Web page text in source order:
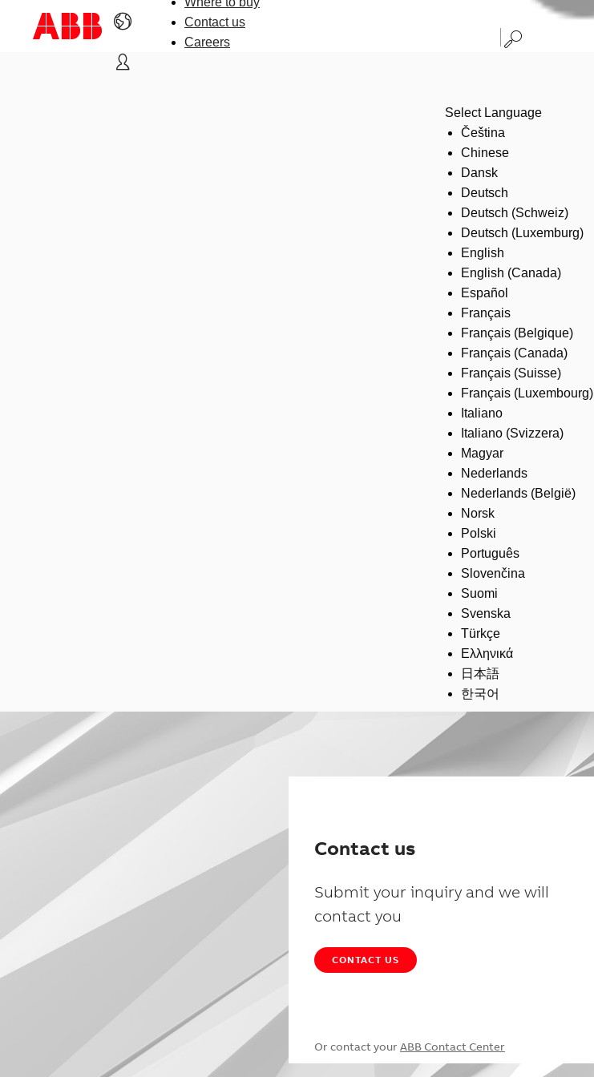
Contact us
Careers
Select Language
Čeština
Chinese
Dansk
Deutsch
Deutsch (Schweiz)
Deutsch (Luxemburg)
English
English (Canada)
Español
Français
Français (Belgique)
Français (Canada)
Français (Suisse)
Français (Luxembourg)
Italiano
Italiano (Svizzera)
Magyar
Nederlands
Nederlands (België)
Norsk
Polski
Português
Slovenčina
Suomi
Svenska
Türkçe
Ελληνικά
日本語
한국어
Contact us
Submit your inquiry and we will
contact you
CONTACT US
Or contact your ABB Contact Center